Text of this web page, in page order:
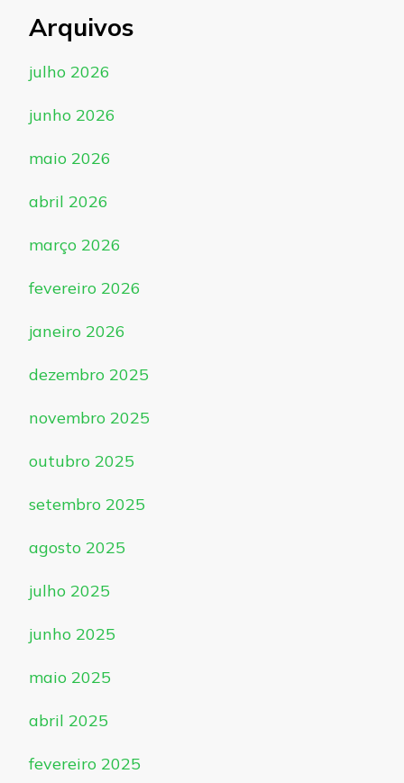
Arquivos
julho 2026
junho 2026
maio 2026
abril 2026
março 2026
fevereiro 2026
janeiro 2026
dezembro 2025
novembro 2025
outubro 2025
setembro 2025
agosto 2025
julho 2025
junho 2025
maio 2025
abril 2025
fevereiro 2025